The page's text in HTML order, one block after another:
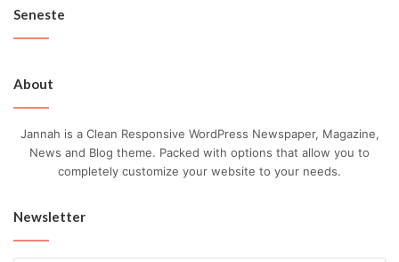
Seneste
About
Jannah is a Clean Responsive WordPress Newspaper, Magazine,
News and Blog theme. Packed with options that allow you to
completely customize your website to your needs.
Newsletter